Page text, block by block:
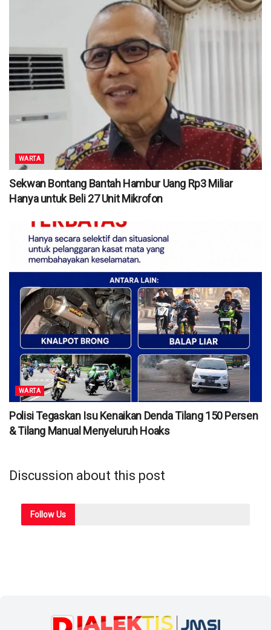
WARTA
Sekwan Bontang Bantah Hambur Uang Rp3 Miliar
Hanya untuk Beli 27 Unit Mikrofon
WARTA
Polisi Tegaskan Isu Kenaikan Denda Tilang 150 Persen
& Tilang Manual Menyeluruh Hoaks
Discussion about this post
FollowUs